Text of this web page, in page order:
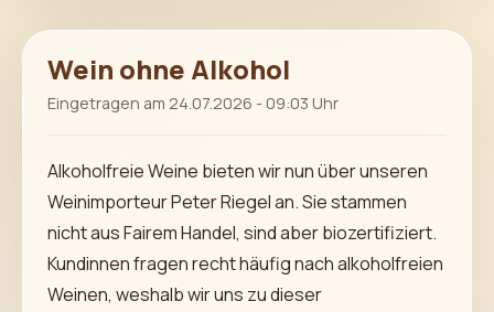
Wein ohne Alkohol
Eingetragen am 24.07.2026 - 09:03 Uhr
Alkoholfreie Weine bieten wir nun über unseren
Weinimporteur Peter Riegel an. Sie stammen
nicht aus Fairem Handel, sind aber biozertifiziert.
Kundinnen fragen recht häufig nach alkoholfreien
Weinen, weshalb wir uns zu dieser